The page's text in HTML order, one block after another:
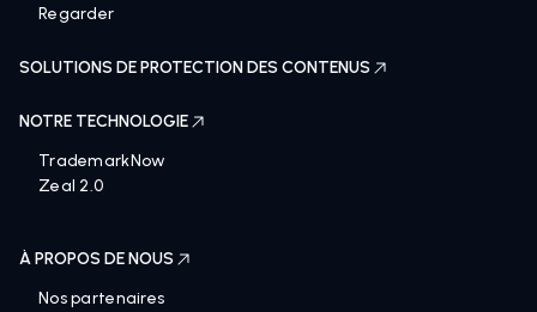
Regarder
SOLUTIONS DE PROTECTION DES CONTENUS
NOTRE TECHNOLOGIE
TrademarkNow
Zeal 2.0
À PROPOS DE NOUS
Nos partenaires